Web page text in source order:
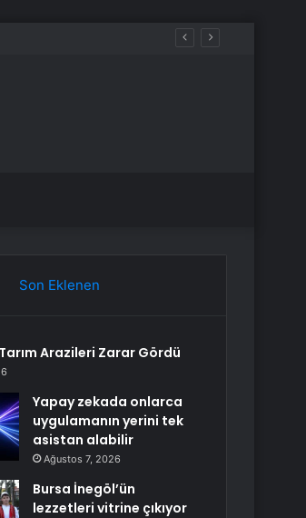
Son Eklenen
Arazileri Zarar Gördü
Yapay zekada onlarca
uygulamanın yerini tek
asistan alabilir
Ağustos 7, 2026
Bursa İnegöl’ün
lezzetleri vitrine çıkıyor